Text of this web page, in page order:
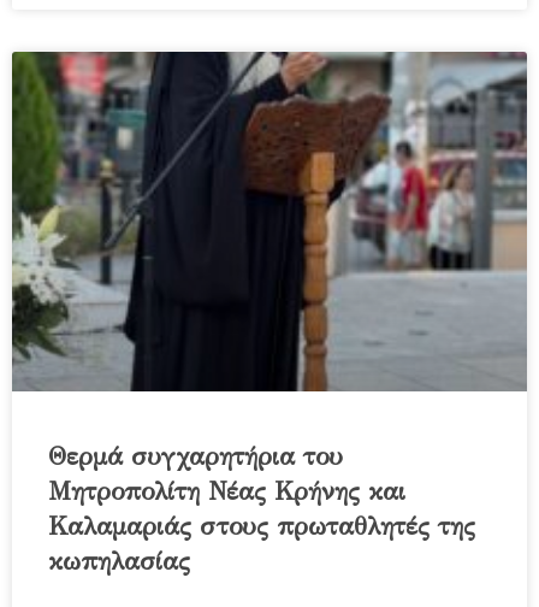
Θερμά συγχαρητήρια του
Μητροπολίτη Νέας Κρήνης και
Καλαμαριάς στους πρωταθλητές της
κωπηλασίας